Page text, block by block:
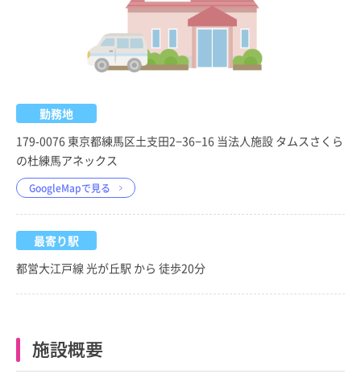
勤務地
179-0076 東京都練馬区土支田2−36−16 当法人施設 タムスさくら
の杜練馬アネックス
GoogleMapで見る
最寄り駅
都営大江戸線 光が丘駅 から 徒歩20分
施設概要